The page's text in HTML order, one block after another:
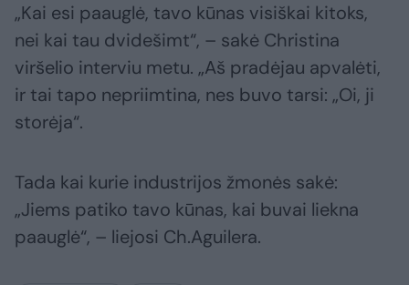
„Kai esi paauglė, tavo kūnas visiškai kitoks,
nei kai tau dvidešimt“, – sakė Christina
viršelio interviu metu. „Aš pradėjau apvalėti,
ir tai tapo nepriimtina, nes buvo tarsi: „Oi, ji
storėja“.
Tada kai kurie industrijos žmonės sakė:
„Jiems patiko tavo kūnas, kai buvai liekna
paauglė“, – liejosi Ch.Aguilera.